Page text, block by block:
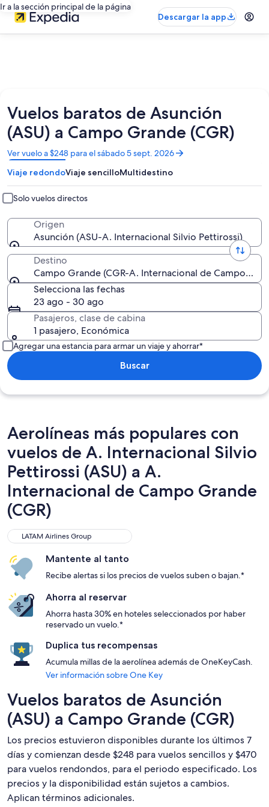
Ir a la sección principal de la página
Descargar la app
Vuelos baratos de Asunción
(ASU) a Campo Grande (CGR)
Ver vuelo a $248 para el sábado 5 sept. 2026
Se
abrirá
en
una
nueva
ventana
Viaje redondoViaje sencilloMultidestino
Solo vuelos directos
Origen
Asunción (ASU-A. Internacional Silvio Pettirossi)
Destino
Campo Grande (CGR-A. Internacional de Campo
Selecciona las fechas
23 ago - 30 ago
Pasajeros, clase de cabina
1 pasajero, Económica
Agregar una estancia para armar un viaje y ahorrar*
Buscar
Aerolíneas más populares con
vuelos de A. Internacional Silvio
Pettirossi (ASU) a A.
Internacional de Campo Grande
(CGR)
LATAM Airlines Group
LATAM Airlines Group
Mantente al tanto
Recibe alertas si los precios de vuelos suben o bajan.*
Ahorra al reservar
Ahorra hasta 30% en hoteles seleccionados por haber
reservado un vuelo.*
Duplica tus recompensas
Acumula millas de la aerolínea además de OneKeyCash.
Ver información sobre One Key
Vuelos baratos de Asunción
(ASU) a Campo Grande (CGR)
Los precios estuvieron disponibles durante los últimos 7
días y comienzan desde $248 para vuelos sencillos y $470
para vuelos rendondos, para el periodo especificado. Los
precios y la disponibilidad están sujetos a cambios.
Aplican términos adicionales.